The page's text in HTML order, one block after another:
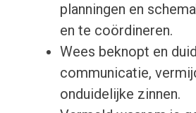
planningen en
en te coördineren.
Wees beknopt en
communicatie,
onduidelijke zinnen.